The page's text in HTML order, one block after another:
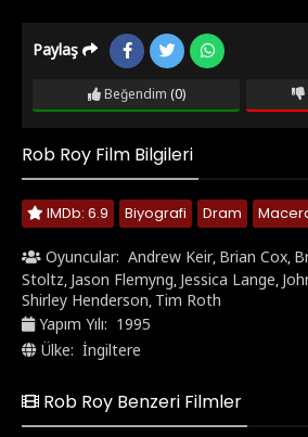
Paylaş
Beğendim (0)
Rob Roy Film Bilgileri
IMDb: 6.9 Biyografi Dram
Oyuncular: Andrew Keir, Brian Cox,
Stoltz, Jason Flemyng, Jessica Lange,
Shirley Henderson, Tim Roth
Yapım Yılı: 1995
Ülke: İngiltere
Rob Roy Benzeri Filmler